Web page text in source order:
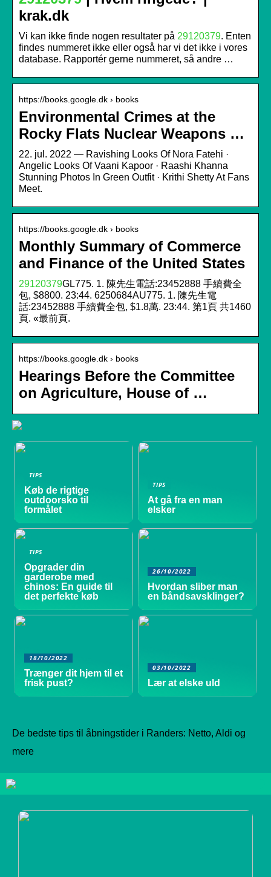
krak.dk
Vi kan ikke finde nogen resultater på 29120379. Enten
findes nummeret ikke eller også har vi det ikke i vores
database. Rapportér gerne nummeret, så andre …
https://books.google.dk › books
Environmental Crimes at the
Rocky Flats Nuclear Weapons …
22. jul. 2022 — Ravishing Looks Of Nora Fatehi ·
Angelic Looks Of Vaani Kapoor · Raashi Khanna
Stunning Photos In Green Outfit · Krithi Shetty At Fans
Meet.
https://books.google.dk › books
Monthly Summary of Commerce
and Finance of the United States
29120379GL775. 1. 陳先生電話:23452888 手續費全
包, $8800. 23:44. 6250684AU775. 1. 陳先生電
話:23452888 手續費全包, $1.8萬. 23:44. 第1頁 共1460
頁. «最前頁.
https://books.google.dk › books
Hearings Before the Committee
on Agriculture, House of …
TIPS
Køb de rigtige
outdoorsko til
formålet
TIPS
At gå fra en man
elsker
TIPS
Opgrader din
garderobe med
chinos: En guide til
det perfekte køb
26/10/2022
Hvordan sliber man
en båndsavsklinger?
18/10/2022
Trænger dit hjem til et
frisk pust?
03/10/2022
Lær at elske uld
De bedste tips til åbningstider i Randers: Netto, Aldi og
mere